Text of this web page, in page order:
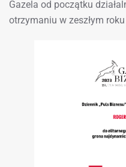
Gazela od początku
otrzymaniu w zeszłym